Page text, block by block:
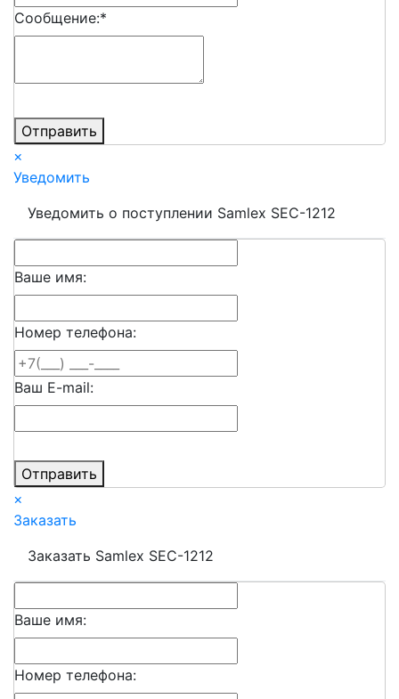
Сообщение:*
Отправить
×
Уведомить
Уведомить о поступлении Samlex SEC-1212
Ваше имя:
Номер телефона:
Ваш E-mail:
Отправить
×
Заказать
Заказать Samlex SEC-1212
Ваше имя:
Номер телефона: